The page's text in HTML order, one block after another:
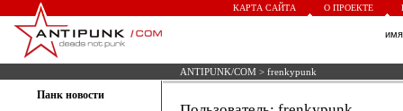
КАРТА САЙТА О ПРОЕКТЕ
ANTIPUNK/COM > frenkypunk
Панк новости